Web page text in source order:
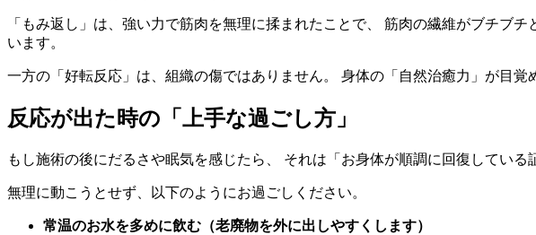
「もみ返し」は、強い力で筋肉を無理に揉まれたことで、 筋肉の繊維がブチブ
います。
一方の「好転反応」は、組織の傷ではありません。 身体の「自然治癒力」が目
反応が出た時の「上手な過ごし方」
もし施術の後にだるさや眠気を感じたら、 それは「お身体が順調に回復している
無理に動こうとせず、以下のようにお過ごしください。
常温のお水を多めに飲む（老廃物を外に出しやすくします）